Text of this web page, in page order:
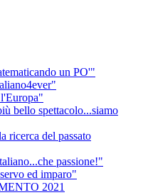
un PO'"
bello spettacolo...siamo
ricerca del passato
passione!"
ed imparo"
2021